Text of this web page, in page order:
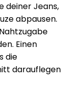
deiner Jeans,
abpausen.
Einen
die
darauflegen